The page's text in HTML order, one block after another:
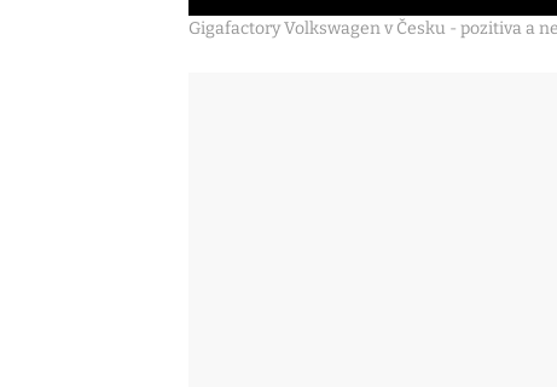
Gigafactory Volkswagen v Česku - pozitiva a